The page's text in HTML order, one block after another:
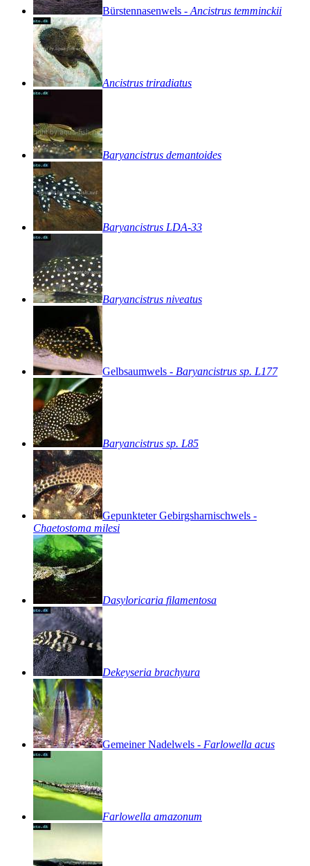
Bürstennasenwels - Ancistrus temminckii
Ancistrus triradiatus
Baryancistrus demantoides
Baryancistrus LDA-33
Baryancistrus niveatus
Gelbsaumwels - Baryancistrus sp. L177
Baryancistrus sp. L85
GepunkteterGebirgsharnischwels -
Chaetostoma milesi
Dasyloricaria filamentosa
Dekeyseria brachyura
GemeinerNadelwels - Farlowella acus
Farlowella amazonum